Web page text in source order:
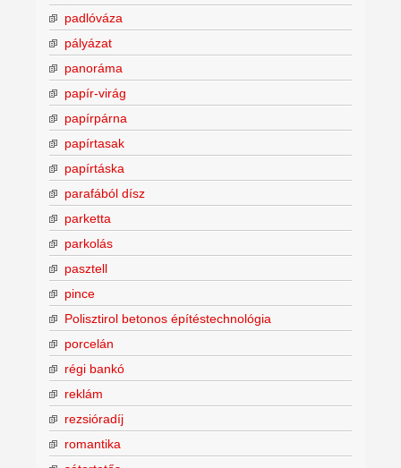
padlóváza
pályázat
panoráma
papír-virág
papírpárna
papírtasak
papírtáska
parafából dísz
parketta
parkolás
pasztell
pince
Polisztirol betonos építéstechnológia
porcelán
régi bankó
reklám
rezsióradíj
romantika